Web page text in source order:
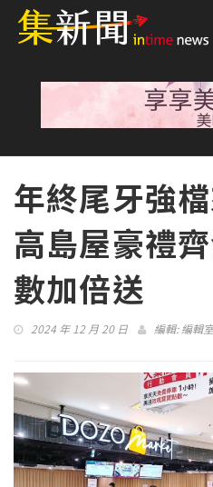
年終尾牙強
高島屋豪禮
數加倍送
2024 年 12 月 20 日 編輯:編輯室